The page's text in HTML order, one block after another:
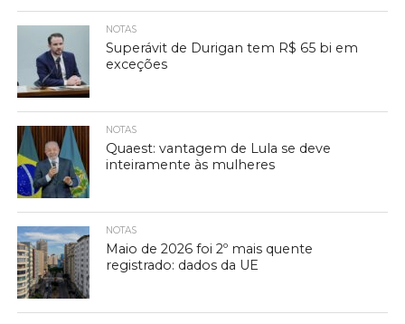
NOTAS
Superávit de Durigan tem R$ 65 bi em
exceções
NOTAS
Quaest: vantagem de Lula se deve
inteiramente às mulheres
NOTAS
Maio de 2026 foi 2º mais quente
registrado: dados da UE